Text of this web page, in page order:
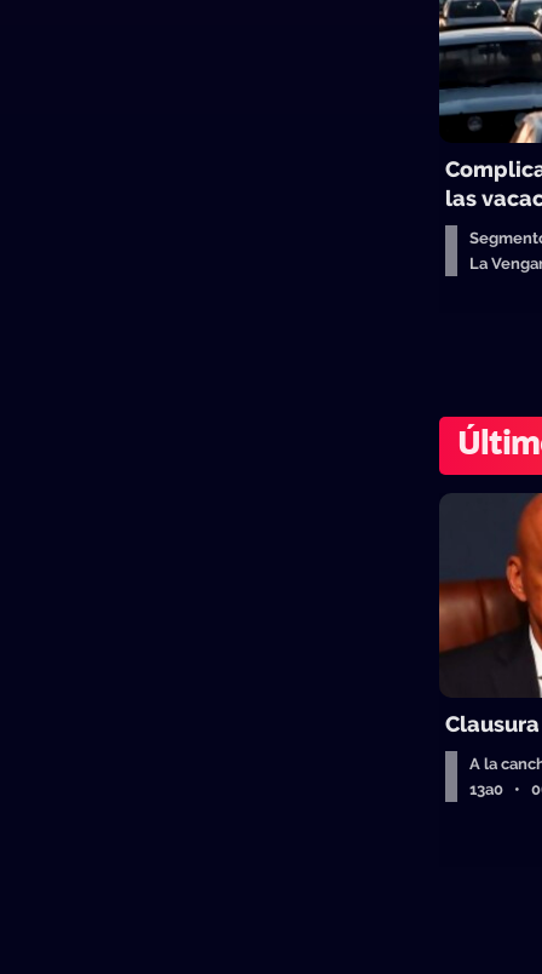
las
La
A la
13a0 •